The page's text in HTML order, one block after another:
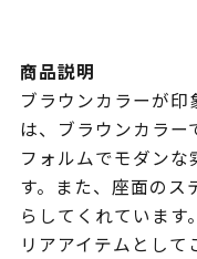
商品説明
ブラウンカラーが
は、ブラウンカラー
フォルムでモダン
す。また、座面のス
らしてくれていま
リアアイテムとして